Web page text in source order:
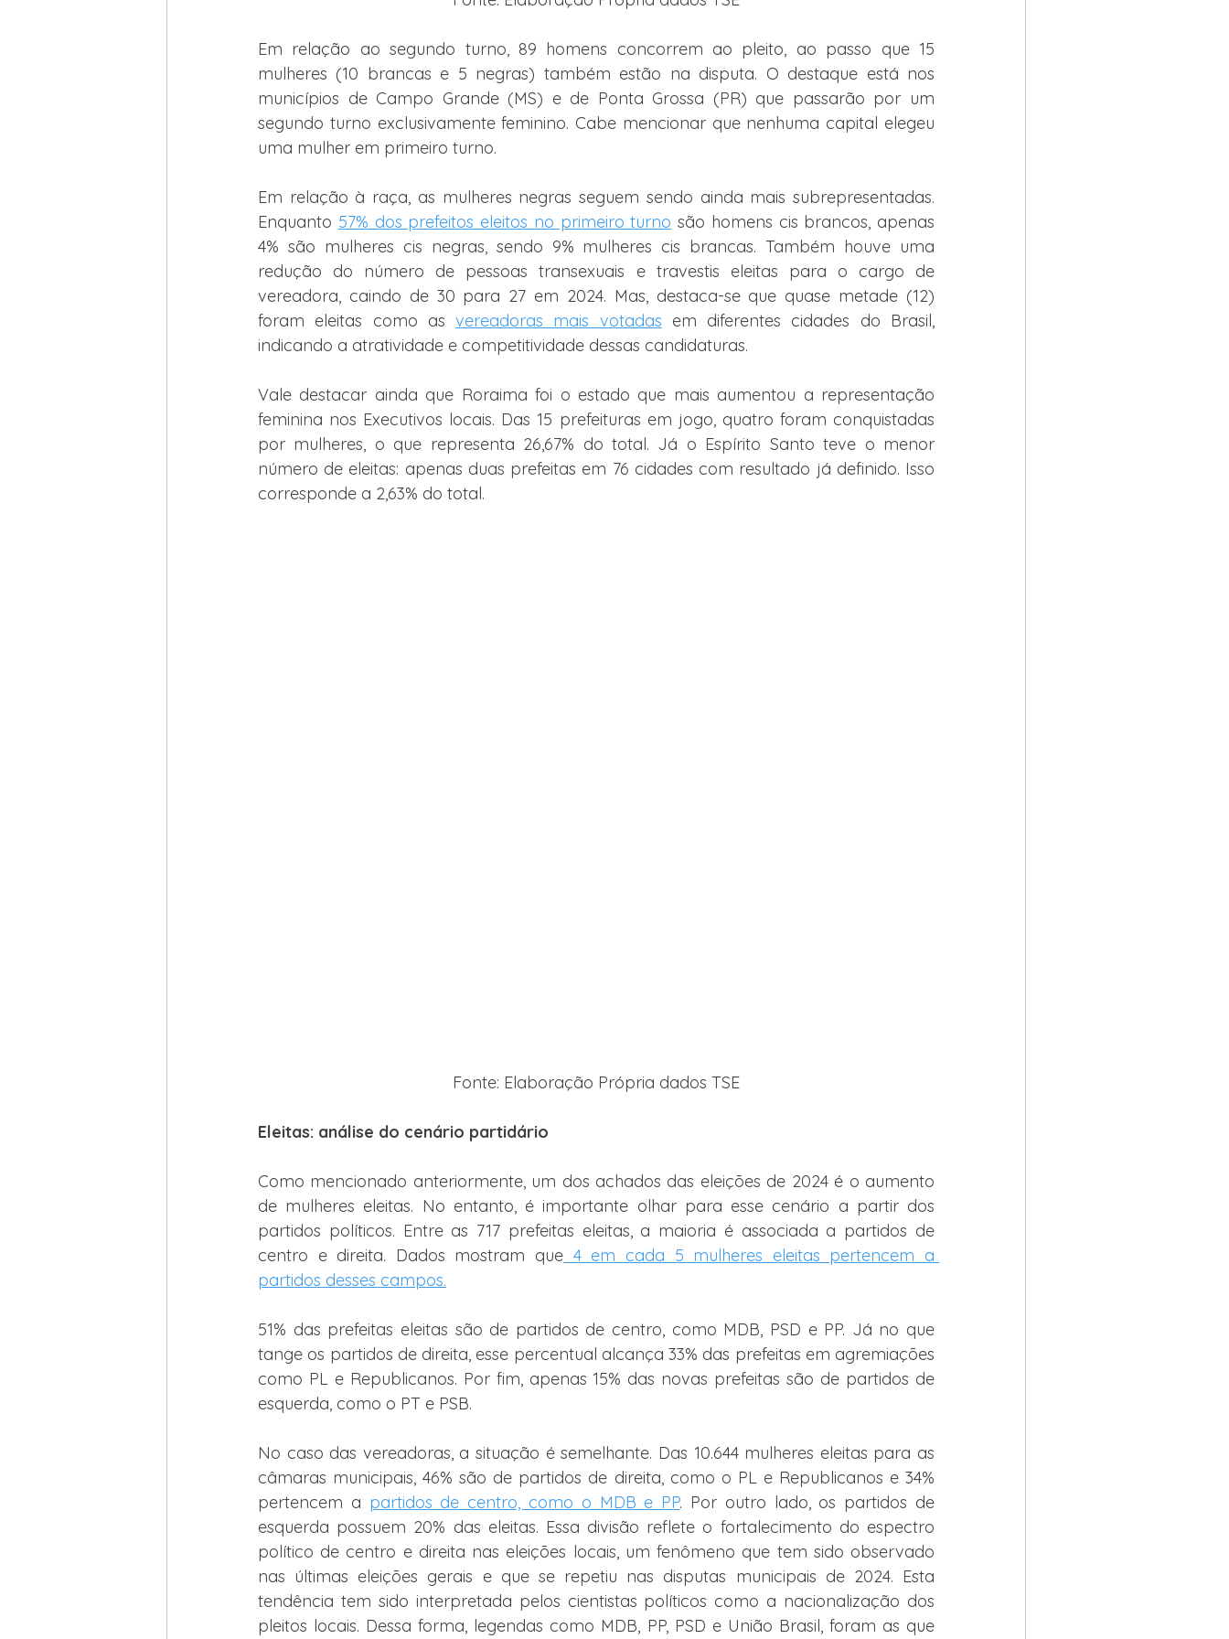
Em relação ao segundo turno, 89 homens concorrem ao pleito, ao passo que 15
mulheres (10 brancas e 5 negras) também estão na disputa. O destaque está nos
municípios de Campo Grande (MS) e de Ponta Grossa (PR) que passarão por um
segundo turno exclusivamente feminino. Cabe mencionar que nenhuma capital elegeu
uma mulher em primeiro turno.
Em relação à raça, as mulheres negras seguem sendo ainda mais subrepresentadas.
Enquanto 57% dos prefeitos eleitos no primeiro turno são homens cis brancos, apenas
4% são mulheres cis negras, sendo 9% mulheres cis brancas. Também houve uma
redução do número de pessoas transexuais e travestis eleitas para o cargo de
vereadora, caindo de 30 para 27 em 2024. Mas, destaca-se que quase metade (12)
foram eleitas como as vereadoras mais votadas em diferentes cidades do Brasil,
indicando a atratividade e competitividade dessas candidaturas.
Vale destacar ainda que Roraima foi o estado que mais aumentou a representação
feminina nos Executivos locais. Das 15 prefeituras em jogo, quatro foram conquistadas
por mulheres, o que representa 26,67% do total. Já o Espírito Santo teve o menor
número de eleitas: apenas duas prefeitas em 76 cidades com resultado já definido. Isso
corresponde a 2,63% do total.
Fonte: Elaboração Própria dados TSE
Eleitas: análise do cenário partidário
Como mencionado anteriormente, um dos achados das eleições de 2024 é o aumento
de mulheres eleitas. No entanto, é importante olhar para esse cenário a partir dos
partidos políticos. Entre as 717 prefeitas eleitas, a maioria é associada a partidos de
centro e direita. Dados mostram que 4 em cada 5 mulheres eleitas pertencem a
partidos desses campos.
51% das prefeitas eleitas são de partidos de centro, como MDB, PSD e PP. Já no que
tange os partidos de direita, esse percentual alcança 33% das prefeitas em agremiações
como PL e Republicanos. Por fim, apenas 15% das novas prefeitas são de partidos de
esquerda, como o PT e PSB.
No caso das vereadoras, a situação é semelhante. Das 10.644 mulheres eleitas para as
câmaras municipais, 46% são de partidos de direita, como o PL e Republicanos e 34%
pertencem a partidos de centro, como o MDB e PP. Por outro lado, os partidos de
esquerda possuem 20% das eleitas. Essa divisão reflete o fortalecimento do espectro
político de centro e direita nas eleições locais, um fenômeno que tem sido observado
nas últimas eleições gerais e que se repetiu nas disputas municipais de 2024. Esta
tendência tem sido interpretada pelos cientistas políticos como a nacionalização dos
pleitos locais. Dessa forma, legendas como MDB, PP, PSD e União Brasil, foram as que